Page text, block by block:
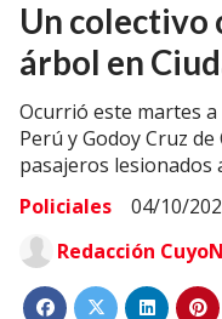
Un colectivo
árbol en
Ocurrió este martes a
Perú y Godoy Cruz
pasajeros lesionados
Policiales
04/10/
Redacción